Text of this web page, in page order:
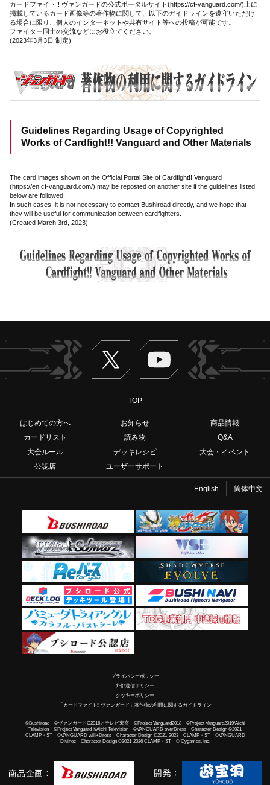
カードファイト!! ヴァンガードの公式ポータルサイト(https://cf-vanguard.com/)上に
掲載しているカード画像等の著作物に関して、以下のガイドラインを遵守いただけ
る場合に限り、個人のインターネットや共有サイト等への投稿が可能です。
ファイター同士の交流などにお役立てください。
(2023年3月3日 制定)
Guidelines Regarding Usage of Copyrighted
Works of Cardfight!! Vanguard and Other Materials
The card images shown on the Official Portal Site of Cardfight!! Vanguard
(https://en.cf-vanguard.com/) may be reposted on another site if the guidelines listed
below are followed.
In such cases, it is not necessary to contact Bushiroad directly, and we hope that
they will be useful for communication between cardfighters.
(Created March 3rd, 2023)
Twitter ヴァンガードch
TOP
はじめての方へ お知らせ
商品情報
カードリスト
読み物
Q&A
大会ルール
デッキレシピ
大会・イベント
公認店
ユーザーサポート
English 简体中文
プライバシーポリシー
外部送信ポリシー
クッキーポリシー
「カードファイト!! ヴァンガード」著作物の利用に関するガイドライン
©Bushiroad ©ヴァンガードG2016／テレビ東京 ©Project Vanguard2018 ©Project Vanguard2019/Aichi
Television ©Project Vanguard if/Aichi Television ©VANGUARD overDress Character Design ©2021
CLAMP・ST ©VANGUARD will+Dress Character Design ©2021-2023 CLAMP・ST ©VANGUARD
Divinez Character Design ©2021-2026 CLAMP・ST © Cygames, Inc.